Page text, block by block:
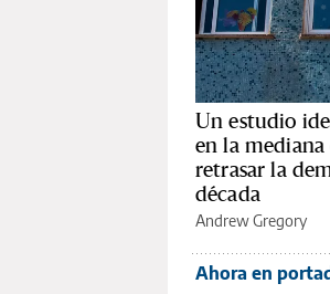
Un estudio
en la
retrasar la
década
Andrew Gregory
Ahora en